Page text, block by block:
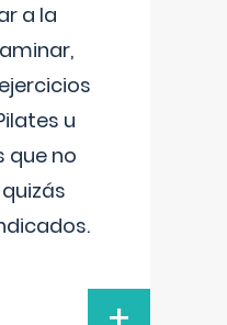
a la
u
que no